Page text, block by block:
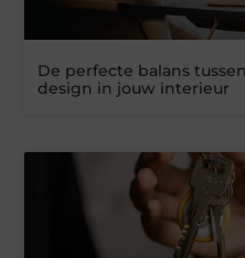
De perfecte balans
design in jouw interieur